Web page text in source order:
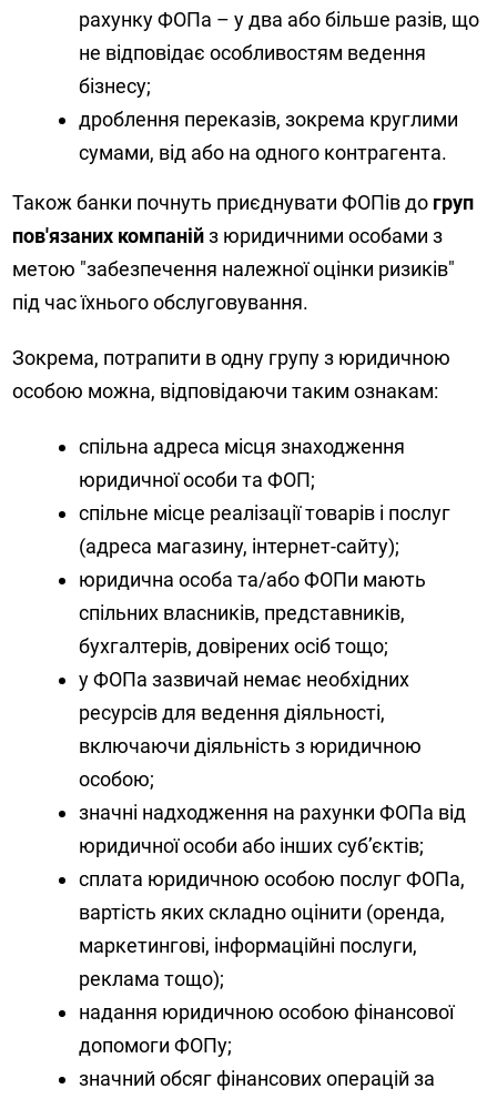
рахунку ФОПа – у два або більше разів, що
не відповідає особливостям ведення
бізнесу;
дроблення переказів, зокрема круглими
сумами, від або на одного контрагента.
Також банки почнуть приєднувати ФОПів до груп
пов'язаних компанійз юридичними особами з
метою "забезпечення належної оцінки ризиків"
під час їхнього обслуговування.
Зокрема, потрапити в одну групу з юридичною
особою можна, відповідаючи таким ознакам:
спільна адреса місця знаходження
юридичної особи та ФОП;
спільне місце реалізації товарів і послуг
(адреса магазину, інтернет-сайту);
юридична особа та/або ФОПи мають
спільних власників, представників,
бухгалтерів, довірених осіб тощо;
у ФОПа зазвичай немає необхідних
ресурсів для ведення діяльності,
включаючи діяльність з юридичною
особою;
значні надходження на рахунки ФОПа від
юридичної особи або інших суб’єктів;
сплата юридичною особою послуг ФОПа,
вартість яких складно оцінити (оренда,
маркетингові, інформаційні послуги,
реклама тощо);
надання юридичною особою фінансової
допомоги ФОПу;
значний обсяг фінансових операцій за